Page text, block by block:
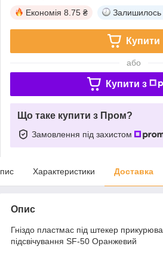
Економія 8.75 ₴ Залишилось
Купити
або
Купити з
Що таке купити з Пром?
Замовлення під захистом
Характеристики Доставка
Опис
Гніздо пластмас під штекер
підсвічування SF-50 Оранжевий